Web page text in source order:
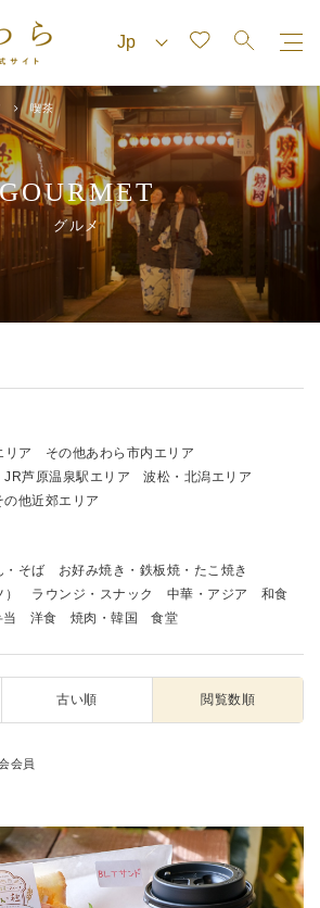
喫茶
GOURMET
グルメ
リア
その他あわら市内エリア
JR芦原温泉駅エリア
波松・北潟エリア
の他近郊エリア
・そば
お好み焼き・鉄板焼・たこ焼き
ラウンジ・スナック 中華・アジア
和食
当 洋食 焼肉・韓国 食堂
古い順 閲覧数順
会員